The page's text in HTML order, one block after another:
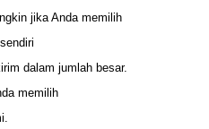
jika Anda memilih
sendiri
dalam jumlah besar.
memilih